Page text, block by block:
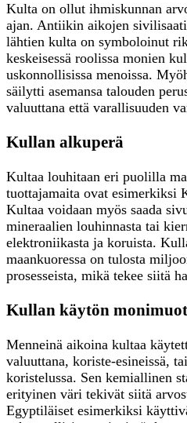
Kulta on ollut ihmiskunnan
ajan. Antiikin aikojen
lähtien kulta on symboloinut
keskeisessä roolissa monien
uskonnollisissa menoissa.
säilytti asemansa talouden
valuuttana että varallisuuden
Kullan alkuperä
Kultaa louhitaan eri puolilla
tuottajamaita ovat esimerkiksi
Kultaa voidaan myös saada
mineraalien louhinnasta tai
elektroniikasta ja koruista.
maankuoressa on tulosta
prosesseista, mikä tekee siitä
Kullan käytön
Menneinä aikoina kultaa
valuuttana, koriste-esineissä,
koristelussa. Sen kemiallinen
erityinen väri tekivät siitä
Egyptiläiset esimerkiksi